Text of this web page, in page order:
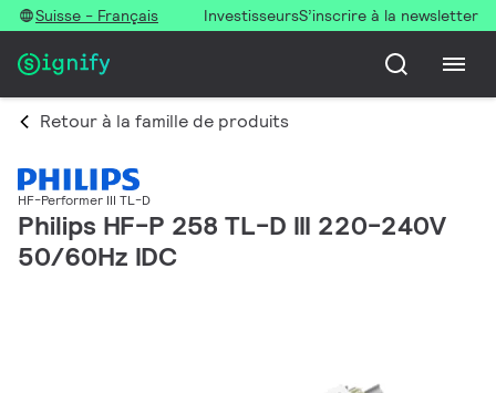
Suisse - Français InvestisseursS’inscrire à la newsletter
Retour à la famille de produits
HF-Performer III TL-D
Philips HF-P 258 TL-D III 220-240V
50/60Hz IDC